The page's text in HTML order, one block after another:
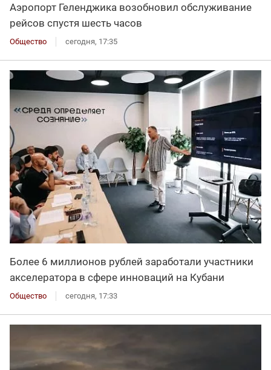
Аэропорт Геленджика возобновил обслуживание
рейсов спустя шесть часов
Общество сегодня, 17:35
Более 6 миллионов рублей заработали участники
акселератора в сфере инноваций на Кубани
Общество сегодня, 17:33